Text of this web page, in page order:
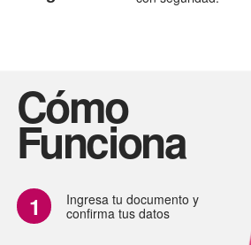
Cómo
Funciona
Ingresa tu documento y
confirma tus datos